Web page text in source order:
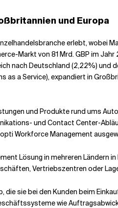
und Europa
erlebt, wobei
Markt von 81 Mrd. GBP im
nach Deutschland (2,22%) und
as a Service), expandiert in
und Produkte rund ums
und Contact Center-
Workforce Management
Lösung in mehreren Ländern
Vertriebszentren oder
sie bei den Kunden beim
wie